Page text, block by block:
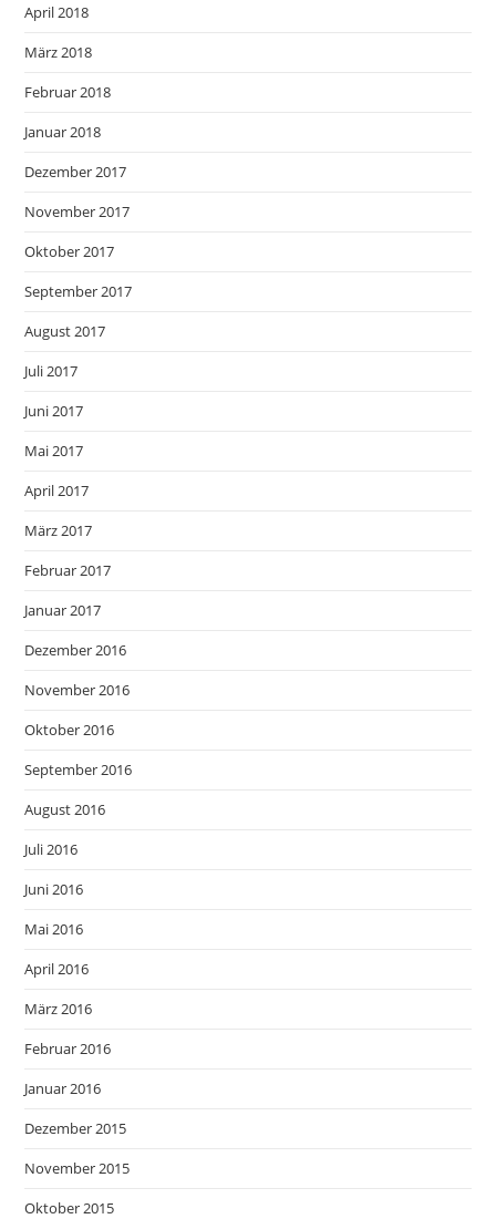
April 2018
März 2018
Februar 2018
Januar 2018
Dezember 2017
November 2017
Oktober 2017
September 2017
August 2017
Juli 2017
Juni 2017
Mai 2017
April 2017
März 2017
Februar 2017
Januar 2017
Dezember 2016
November 2016
Oktober 2016
September 2016
August 2016
Juli 2016
Juni 2016
Mai 2016
April 2016
März 2016
Februar 2016
Januar 2016
Dezember 2015
November 2015
Oktober 2015